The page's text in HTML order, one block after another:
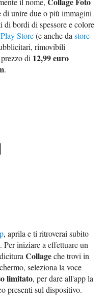
di unire due o più immagini
di bordi di spessore e colore
Play Store(e anche dastore
rimovibili
di 12,99 euro
.
, aprila e ti ritroverai subito
Per iniziare a effettuare un
Collageche trovi in
seleziona la voce
limitato, per dare all'app la
presenti sul dispositivo.